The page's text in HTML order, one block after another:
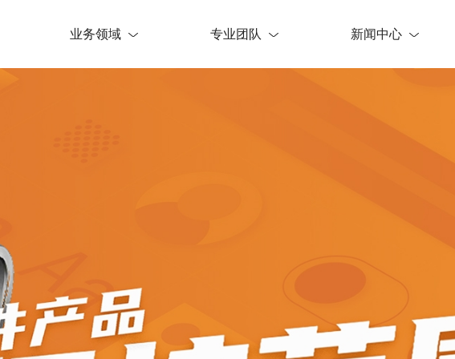
业务领域 专业团队 新闻中心